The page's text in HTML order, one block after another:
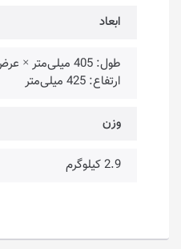
ابعاد
ارتفاع: 425 میلی‌متر
وزن
2.9 کیلوگرم